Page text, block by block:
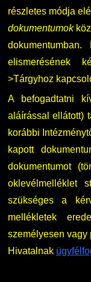
részletes módja
dokumentumok
elismerésének
>Tárgyhoz
A befogadtatni
aláírással ellátott)
korábbi
kapott
dokumentumot
oklevélmelléklet
szükséges a
mellékletek
személyesen vagy
Hivatalnak